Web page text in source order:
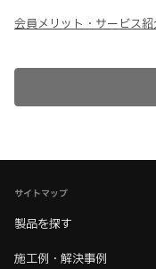
会員メリット・サービス
サイトマップ
製品を探す
施工例・解決事例